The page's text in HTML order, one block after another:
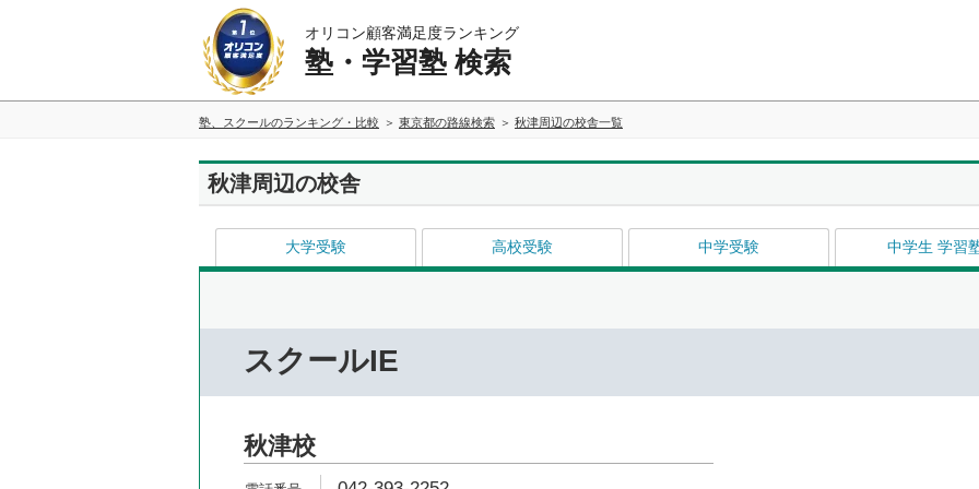
オリコン顧客満足度ランキング
塾・学習塾 検索
塾、スクールのランキング・比較 東京都の路線検索 秋津周辺の校舎一覧
秋津周辺の校舎
大学受験 高校受験 中学受験 中学生 学習
スクールIE
秋津校